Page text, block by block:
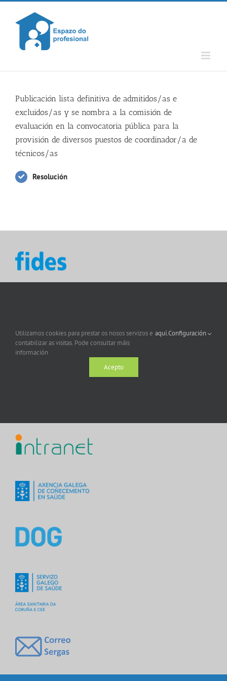
Skip
content
Publicación lista definitiva de admitidos/as e
excluidos/as y se nombra a la comisión de
evaluación en la convocatoria pública para la
provisión de diversos puestos de coordinador/a de
técnicos/as
Resolución
Utilizamos cookies para prestar os nosos servizos e
contabilizar as visitas. Pode consultar máis
información
aquí.Configuración
Acepto